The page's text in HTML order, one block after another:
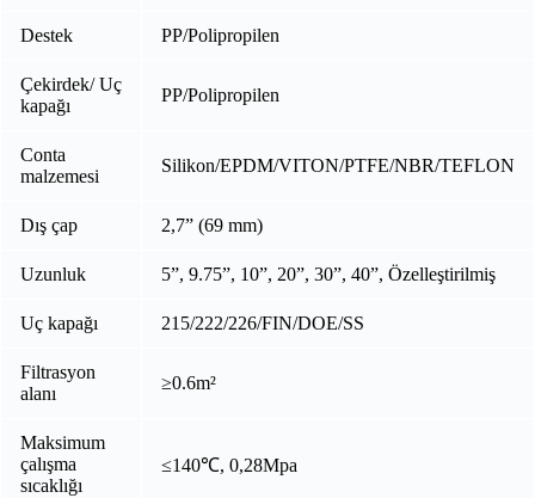
Destek PP/Polipropilen
Çekirdek/ Uç
kapağı
PP/Polipropilen
Conta
malzemesi
Silikon/EPDM/VITON/PTFE/NBR/TEFLON
Dış çap 2,7” (69 mm)
Uzunluk 5”, 9.75”, 10”, 20”, 30”, 40”, Özelleştirilmiş
Uç kapağı 215/222/226/FIN/DOE/SS
Filtrasyon
alanı
≥0.6m²
Maksimum
çalışma
sıcaklığı
≤140℃, 0,28Mpa